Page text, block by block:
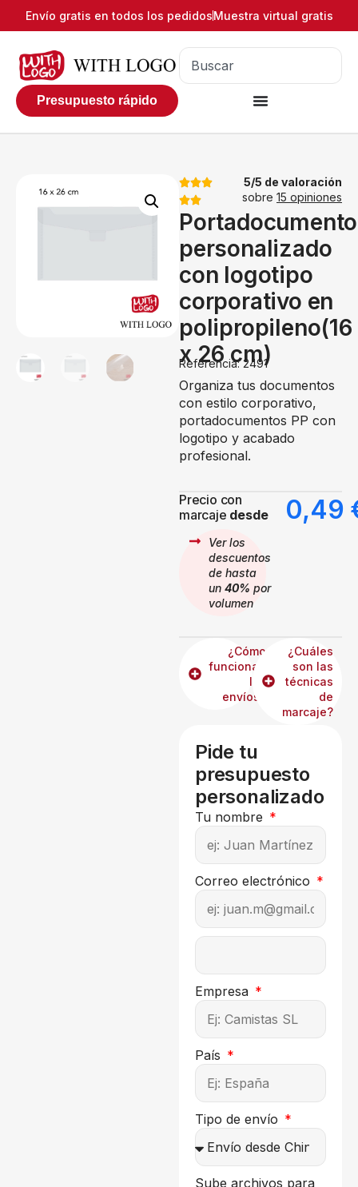
Envío gratis en todos los pedidosMuestra virtual gratis
Presupuesto rápido
5/5 de valoración
sobre 15 opiniones
personalizado
con logotipo
corporativo en
polipropileno(16
x 26 cm)
Referencia: 2491
Organiza tus documentos
con estilo corporativo,
portadocumentos PP con
logotipo y acabado
profesional.
Precio con
marcaje desde 0,49
Ver los
descuentos
de hasta
un 40% por
volumen
¿Cómo
funcionan
los
envíos?
¿Cuáles
son las
técnicas
de
marcaje?
Pide tu
presupuesto
personalizado
Tu nombre
Correo electrónico
Empresa
País
Tipo de envío
Sube archivos para